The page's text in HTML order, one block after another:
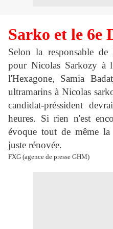
Sarko et le 6e
Selon la responsable de
pour Nicolas Sarkozy à
l'Hexagone, Samia
ultramarins à Nicolas
candidat-préssident
heures. Si rien n'est
évoque tout de même
juste rénovée.
FXG (agence de presse GHM)